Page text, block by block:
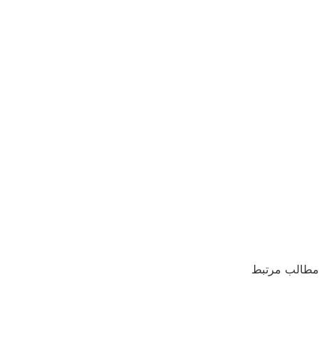
مطالب مرتبط